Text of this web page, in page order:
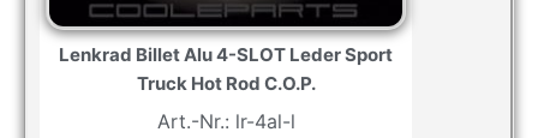
Lenkrad Billet Alu 4-SLOT Leder Sport
Truck Hot Rod C.O.P.
Art.-Nr.: lr-4al-l